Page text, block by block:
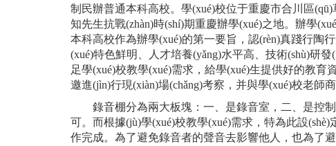
制民辦普通本科高校。學(xué)校位于重慶市合川區(qū)
知先生抗戰(zhàn)時(shí)期重慶辦學(xué)之地。辦學
本科高校作為辦學(xué)的第一要旨，認(rèn)真踐行陶
(xué)特色鮮明、人才培養(yǎng)水平高、技術(shù)研
足學(xué)校教學(xué)需求，給學(xué)生提供好的教育
邀進(jìn)行現(xiàn)場(chǎng)考察，并與學(xué)校老
錄音棚分為兩大板塊：一、是錄音室 ， 二、是控
可。而根據(jù)學(xué)校教學(xué)需求，特為此設
作完成。為了避免錄音者的聲音去影響他人，也為